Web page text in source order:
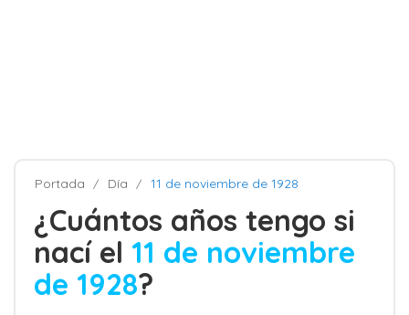
Portada Día 11 de noviembre de 1928
¿Cuántos años tengo si
nací el 11 de noviembre
de 1928?